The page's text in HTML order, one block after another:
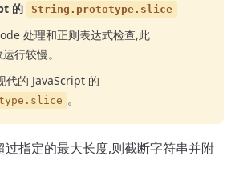
的 String.prototype.slice
处理和正则表达式检查,此
行较慢。
代的 JavaScript 的
。
过指定的最大长度,则截断字符串并附